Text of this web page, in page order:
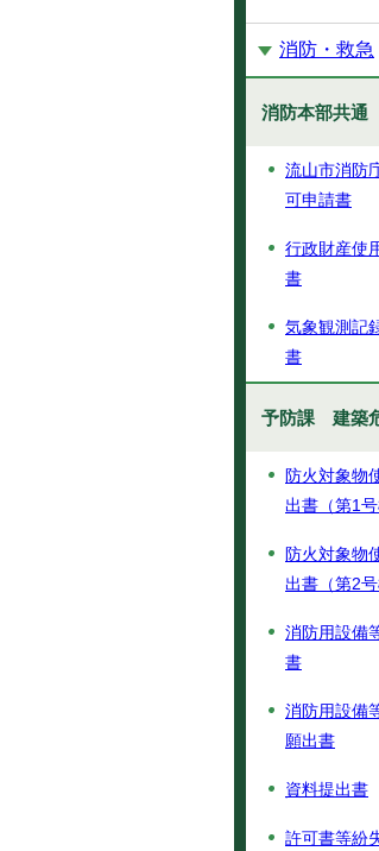
消防・救急
消防本部共通
流山市消防
可申請書
行政財産使
書
気象観測記
書
予防課 建築
防火対象物
出書（第1号
防火対象物
出書（第2号
消防用設備
書
消防用設備
願出書
資料提出書
許可書等紛